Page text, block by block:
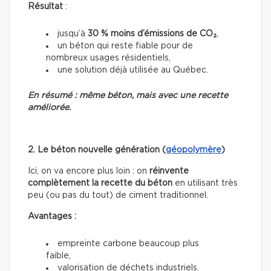
Résultat :
jusqu’à 30 % moins d’émissions de CO₂,
un béton qui reste fiable pour de
nombreux usages résidentiels,
une solution déjà utilisée au Québec.
En résumé : même béton, mais avec une recette
améliorée.
2. Le béton nouvelle génération (géopolymère)
Ici, on va encore plus loin : on réinvente
complètement la recette du béton en utilisant très
peu (ou pas du tout) de ciment traditionnel.
Avantages :
empreinte carbone beaucoup plus
faible,
valorisation de déchets industriels.